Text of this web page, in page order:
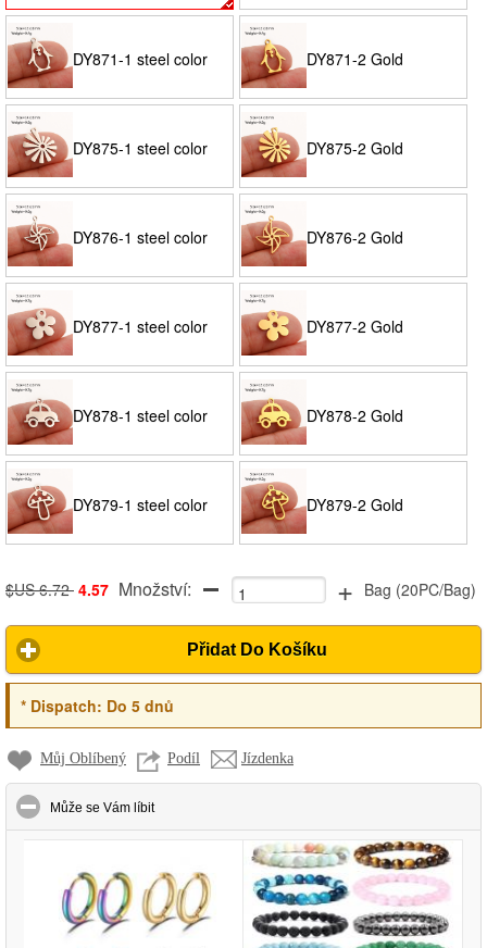
DY871-1 steel color DY871-2 Gold
DY875-1 steel color DY875-2 Gold
DY876-1 steel color DY876-2 Gold
DY877-1 steel color DY877-2 Gold
DY878-1 steel color DY878-2 Gold
DY879-1 steel color DY879-2 Gold
$US 6.72 4.57 Množství: + Bag (20PC/Bag)
Přidat Do Košíku
*Dispatch: Do 5 dnů
Můj Oblíbený Podíl Jízdenka
Může se Vám líbitclick to collapse contents